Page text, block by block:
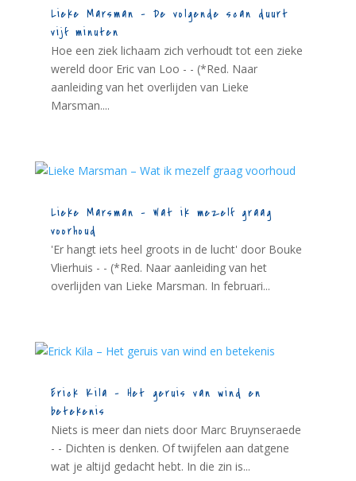
Lieke Marsman – De volgende scan duurt
vijf minuten
Hoe een ziek lichaam zich verhoudt tot een zieke
wereld door Eric van Loo - - (*Red. Naar
aanleiding van het overlijden van Lieke
Marsman....
Lieke Marsman – Wat ik mezelf graag
voorhoud
'Er hangt iets heel groots in de lucht' door Bouke
Vlierhuis - - (*Red. Naar aanleiding van het
overlijden van Lieke Marsman. In februari...
Erick Kila – Het geruis van wind en
betekenis
Niets is meer dan niets door Marc Bruynseraede
- - Dichten is denken. Of twijfelen aan datgene
wat je altijd gedacht hebt. In die zin is...